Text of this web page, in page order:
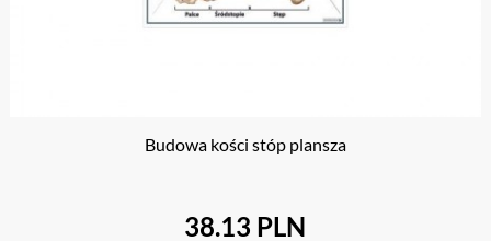
Budowa kości stóp plansza
38.13 PLN